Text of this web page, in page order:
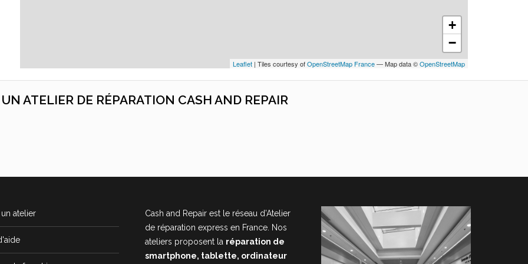
+
−
Leaflet | Tiles courtesy ofOpenStreetMap France— Map data ©OpenStreetMap
ATELIER DE RÉPARATION CASH AND REPAIR
atelier
Cash and Repair est le réseau d’Atelier
de réparation express en France. Nos
ateliers proposent la réparation de
smartphone, tablette, ordinateur